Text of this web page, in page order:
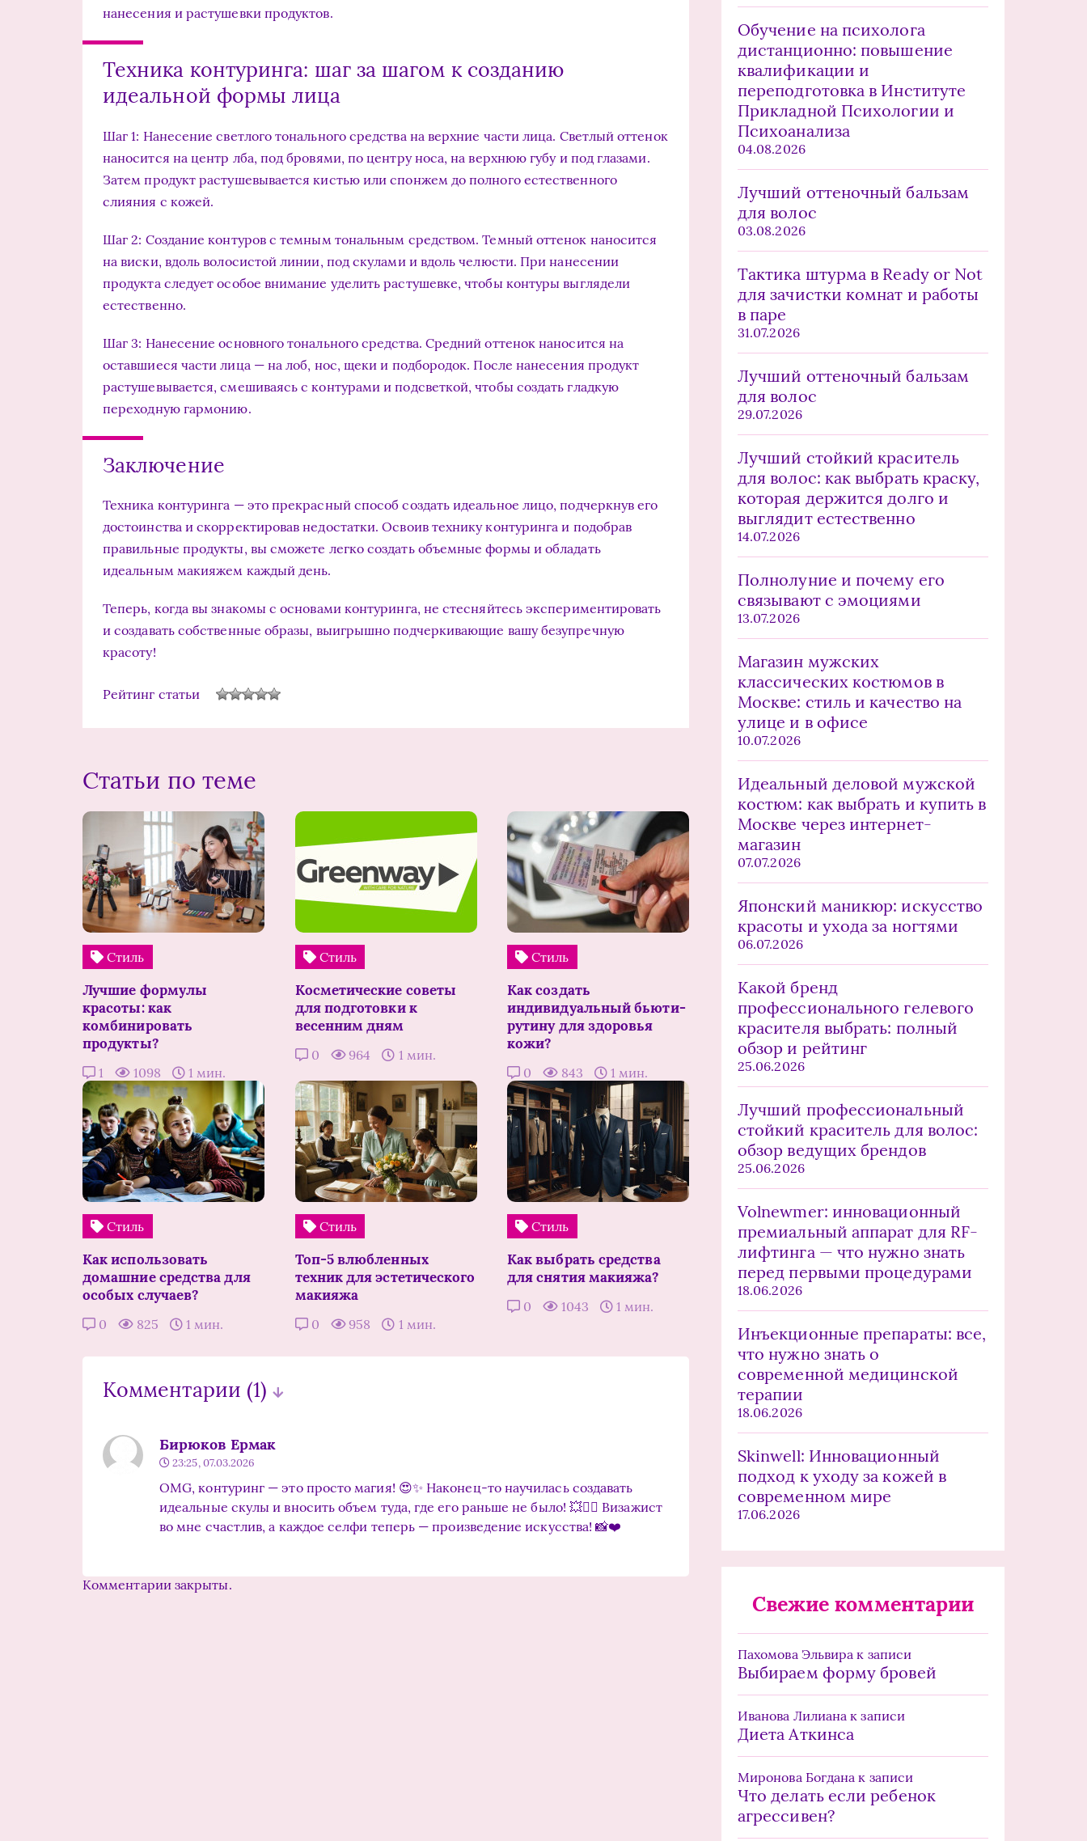
нанесения и растушевки продуктов.
Техника контуринга: шаг за шагом к созданию
идеальной формы лица
Шаг 1: Нанесение светлого тонального средства на верхние части лица. Светлый оттенок
наносится на центр лба, под бровями, по центру носа, на верхнюю губу и под глазами.
Затем продукт растушевывается кистью или спонжем до полного естественного
слияния с кожей.
Шаг 2: Создание контуров с темным тональным средством. Темный оттенок наносится
на виски, вдоль волосистой линии, под скулами и вдоль челюсти. При нанесении
продукта следует особое внимание уделить растушевке, чтобы контуры выглядели
естественно.
Шаг 3: Нанесение основного тонального средства. Средний оттенок наносится на
оставшиеся части лица — на лоб, нос, щеки и подбородок. После нанесения продукт
растушевывается, смешиваясь с контурами и подсветкой, чтобы создать гладкую
переходную гармонию.
Заключение
Техника контуринга — это прекрасный способ создать идеальное лицо, подчеркнув его
достоинства и скорректировав недостатки. Освоив технику контуринга и подобрав
правильные продукты, вы сможете легко создать объемные формы и обладать
идеальным макияжем каждый день.
Теперь, когда вы знакомы с основами контуринга, не стесняйтесь экспериментировать
и создавать собственные образы, выигрышно подчеркивающие вашу безупречную
красоту!
Рейтинг статьи
Статьи по теме
Стиль
Лучшие формулы
красоты: как
комбинировать
продукты?
1 1098 1 мин.
Стиль
Косметические советы
для подготовки к
весенним дням
0 964 1 мин.
Стиль
Как создать
индивидуальный бьюти-
рутину для здоровья
кожи?
0 843 1 мин.
Стиль
Как использовать
домашние средства для
особых случаев?
0 825 1 мин.
Стиль
Топ-5 влюбленных
техник для эстетического
макияжа
0 958 1 мин.
Стиль
Как выбрать средства
для снятия макияжа?
0 1043 1 мин.
Комментарии (1)
Бирюков Ермак
23:25, 07.03.2026
OMG, контуринг — это просто магия! 😍✨ Наконец-то научилась создавать
идеальные скулы и вносить объем туда, где его раньше не было! 💥💁‍♀️ Визажист
во мне счастлив, а каждое селфи теперь — произведение искусства! 📸❤️
Комментарии закрыты.
Обучение на психолога
дистанционно: повышение
квалификации и
переподготовка в Институте
Прикладной Психологии и
Психоанализа
04.08.2026
Лучший оттеночный бальзам
для волос
03.08.2026
Тактика штурма в Ready or Not
для зачистки комнат и работы
в паре
31.07.2026
Лучший оттеночный бальзам
для волос
29.07.2026
Лучший стойкий краситель
для волос: как выбрать краску,
которая держится долго и
выглядит естественно
14.07.2026
Полнолуние и почему его
связывают с эмоциями
13.07.2026
Магазин мужских
классических костюмов в
Москве: стиль и качество на
улице и в офисе
10.07.2026
Идеальный деловой мужской
костюм: как выбрать и купить в
Москве через интернет-
магазин
07.07.2026
Японский маникюр: искусство
красоты и ухода за ногтями
06.07.2026
Какой бренд
профессионального гелевого
красителя выбрать: полный
обзор и рейтинг
25.06.2026
Лучший профессиональный
стойкий краситель для волос:
обзор ведущих брендов
25.06.2026
Volnewmer: инновационный
премиальный аппарат для RF-
лифтинга — что нужно знать
перед первыми процедурами
18.06.2026
Инъекционные препараты: все,
что нужно знать о
современной медицинской
терапии
18.06.2026
Skinwell: Инновационный
подход к уходу за кожей в
современном мире
17.06.2026
Свежие комментарии
Пахомова Эльвира к записи
Выбираем форму бровей
Иванова Лилиана к записи
Диета Аткинса
Миронова Богдана к записи
Что делать если ребенок
агрессивен?